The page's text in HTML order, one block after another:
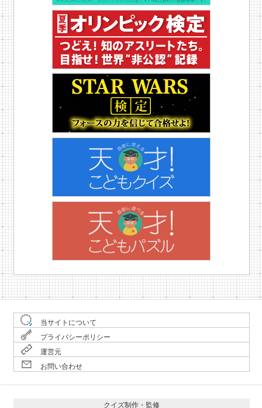
当サイトについて
プライバシーポリシー
運営元
お問い合わせ
クイズ制作・監修